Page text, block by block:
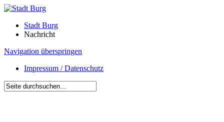
Stadt Burg
Nachricht
Navigation überspringen
Impressum / Datenschutz